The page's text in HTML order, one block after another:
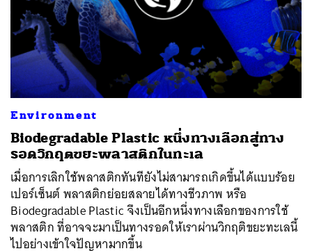
Environment
Biodegradable Plastic หนึ่งทางเลือกสู่ทาง
รอดวิกฤตขยะพลาสติกในทะเล
เมื่อการเลิกใช้พลาสติกทันทียังไม่สามารถเกิดขึ้นได้แบบร้อย
เปอร์เซ็นต์ พลาสติกย่อยสลายได้ทางชีวภาพ หรือ
Biodegradable Plastic จึงเป็นอีกหนึ่งทางเลือกของการใช้
พลาสติก ที่อาจจะมาเป็นทางรอดให้เราผ่านวิกฤติขยะทะเลนี้
ไปอย่างเข้าใจปัญหามากขึ้น